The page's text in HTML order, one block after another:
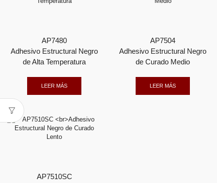
AP7480
Adhesivo Estructural Negro
de Alta Temperatura
LEER MÁS
AP7504
Adhesivo Estructural Negro
de Curado Medio
LEER MÁS
AP7510SC